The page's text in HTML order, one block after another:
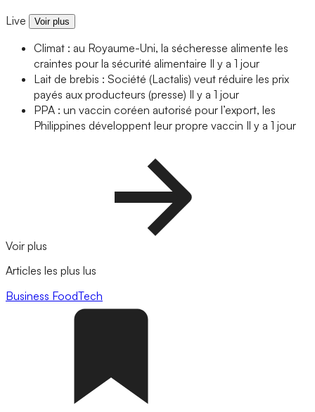
Live Voir plus
Climat : au Royaume-Uni, la sécheresse alimente les
craintes pour la sécurité alimentaire Il y a 1 jour
Lait de brebis : Société (Lactalis) veut réduire les prix
payés aux producteurs (presse) Il y a 1 jour
PPA : un vaccin coréen autorisé pour l’export, les
Philippines développent leur propre vaccin Il y a 1 jour
Voir plus
Articles les plus lus
Business FoodTech